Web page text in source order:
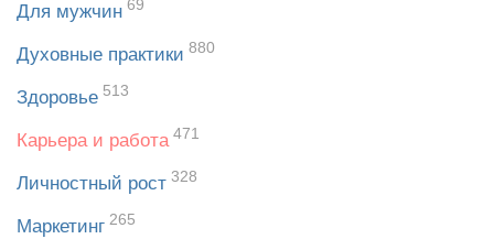
Для мужчин 69
Духовные практики 880
Здоровье 513
Карьера и работа 471
Личностный рост 328
Маркетинг 265